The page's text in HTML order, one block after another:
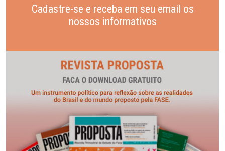
Cadastre-se e receba em seu email os
nossos informativos